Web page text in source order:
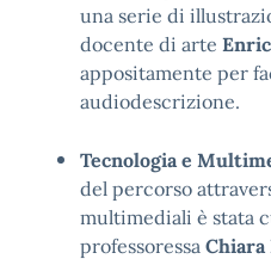
una serie di
docente di arte
appositamente per
audiodescrizione.
Tecnologia e
del percorso
multimediali è stata
professoressa Chiara